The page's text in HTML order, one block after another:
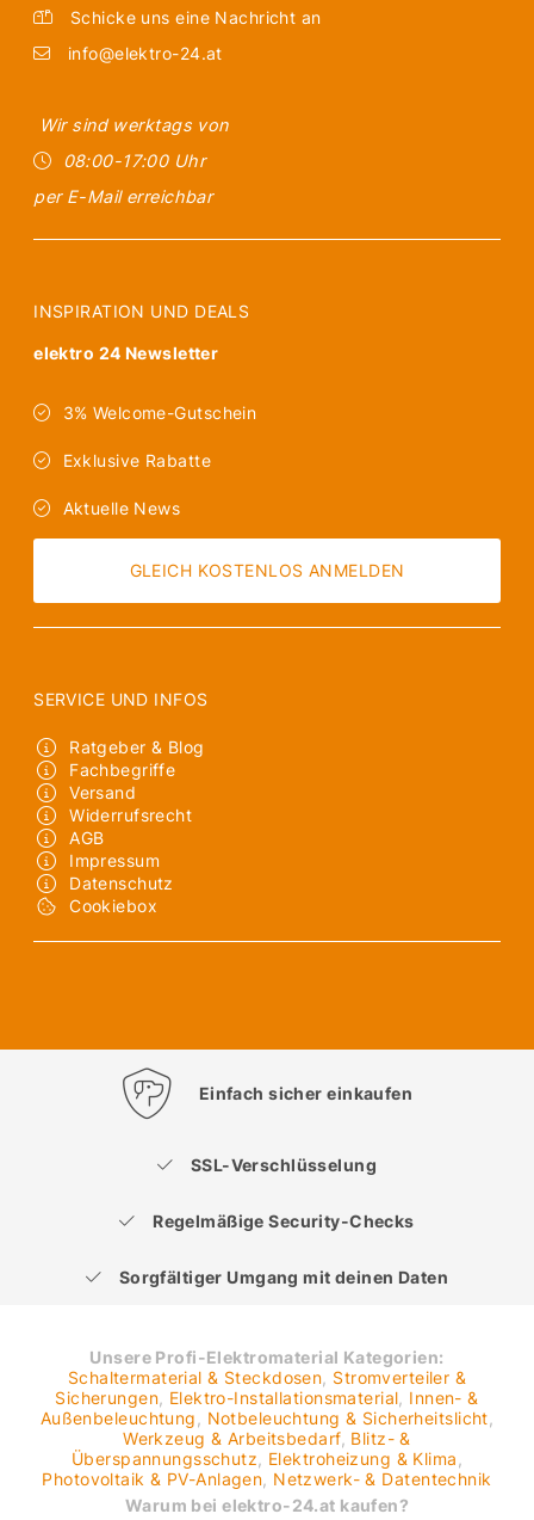
Schicke uns eine Nachricht an
info@elektro-24.at
Wir sind werktags von
08:00-17:00 Uhr
per E-Mail erreichbar
INSPIRATION UND DEALS
elektro 24 Newsletter
3% Welcome-Gutschein
Exklusive Rabatte
Aktuelle News
GLEICH KOSTENLOS ANMELDEN
SERVICE UND INFOS
Ratgeber & Blog
Fachbegriffe
Versand
Widerrufsrecht
AGB
Impressum
Datenschutz
Cookiebox
Einfach sicher einkaufen
SSL-Verschlüsselung
Regelmäßige Security-Checks
Sorgfältiger Umgang mit deinen Daten
Unsere Profi-Elektromaterial Kategorien:
Schaltermaterial & Steckdosen Stromverteiler &
Sicherungen Elektro-Installationsmaterial Innen- &
Außenbeleuchtung
Notbeleuchtung & Sicherheitslicht
Werkzeug & Arbeitsbedarf, Blitz- &
Überspannungsschutz
Elektroheizung & Klima
Photovoltaik & PV-Anlagen Netzwerk- & Datentechnik
Warum bei elektro-24.at kaufen?